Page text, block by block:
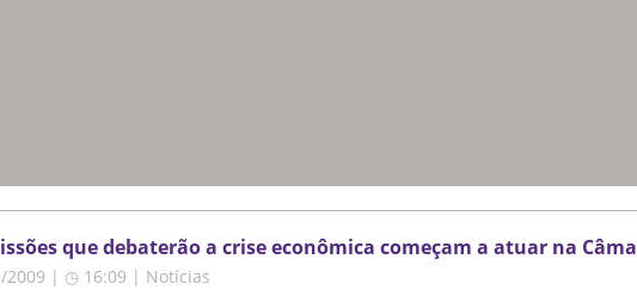
que debaterão a crise econômica começam a atuar na
2009 | ◷ 16:09 | Notícias